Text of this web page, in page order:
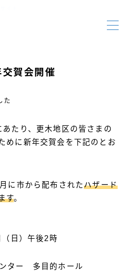
賀会開催
た
たり、更木地区の皆さまの
めに新年交賀会を下記のとお
に市から配布されたハザード
す。
日）午後2時
ター 多目的ホール